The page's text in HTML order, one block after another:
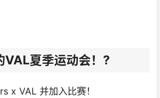
VAL夏季运动会！?
x VAL 并加入比赛！